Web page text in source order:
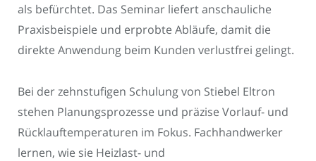
als befürchtet. Das Seminar liefert anschauliche
Praxisbeispiele und erprobte Abläufe, damit die
direkte Anwendung beim Kunden verlustfrei gelingt.
Bei der zehnstufigen Schulung von Stiebel Eltron
stehen Planungsprozesse und präzise Vorlauf- und
Rücklauftemperaturen im Fokus. Fachhandwerker
lernen, wie sie Heizlast- und